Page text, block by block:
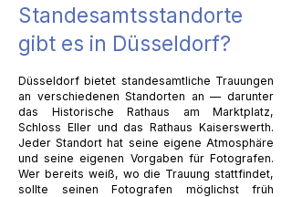
Standesamtsstandorte
gibt es in Düsseldorf?
Düsseldorf bietet standesamtliche Trauungen
an verschiedenen Standorten an — darunter
das Historische Rathaus am Marktplatz,
Schloss Eller und das Rathaus Kaiserswerth.
Jeder Standort hat seine eigene Atmosphäre
und seine eigenen Vorgaben für Fotografen.
Wer bereits weiß, wo die Trauung stattfindet,
sollte seinen Fotografen möglichst früh